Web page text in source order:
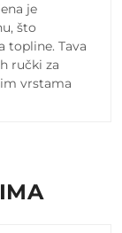
je
što
topline. Tava
ručki za
vrstama